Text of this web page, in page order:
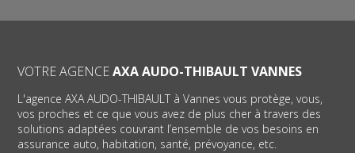
VOTRE AGENCEAXA AUDO-THIBAULT VANNES
L'agence AXA AUDO-THIBAULT à Vannes vous protège, vous,
vos proches et ce que vous avez de plus cher à travers des
solutions adaptées couvrant l’ensemble de vos besoins en
assurance auto, habitation, santé, prévoyance, etc.